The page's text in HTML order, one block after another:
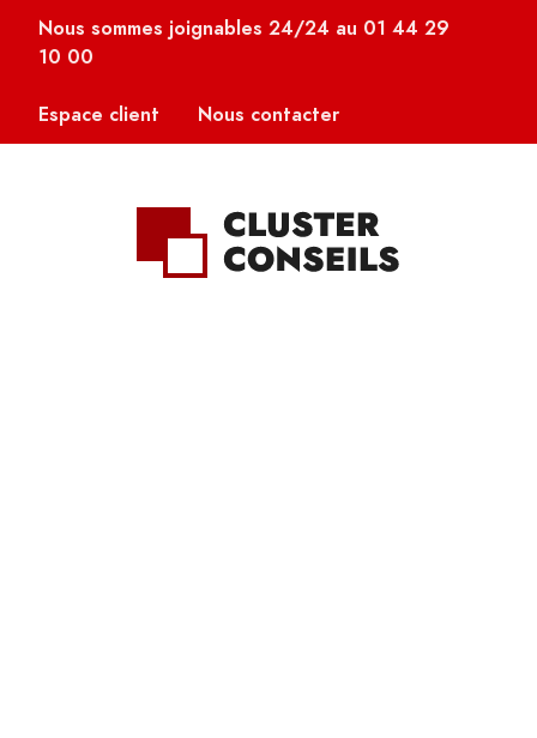
Nous sommes joignables 24/24 au 01 44 29
10 00
Espace client Nous contacter